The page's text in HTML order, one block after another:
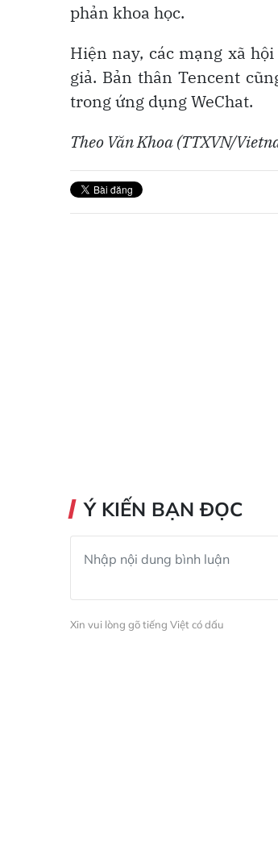
phản khoa học.
Hiện nay, các mạng xã
giả. Bản thân Tencent
trong ứng dụng WeChat.
Theo Văn Khoa (TTXVN/
Ý KIẾN BẠN ĐỌC
Xin vui lòng gõ tiếng Việt có dấu